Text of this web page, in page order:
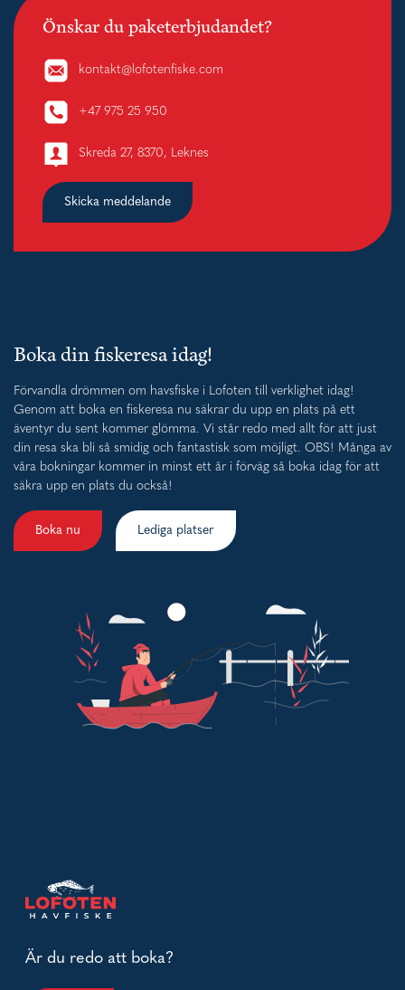
Önskar du paketerbjudandet?
kontakt@lofotenfiske.com
+47 975 25 950
Skreda 27, 8370, Leknes
Skicka meddelande
Boka din fiskeresa idag!
Förvandla drömmen om havsfiske i Lofoten till verklighet idag!
Genom att boka en fiskeresa nu säkrar du upp en plats på ett
äventyr du sent kommer glömma. Vi står redo med allt för att just
din resa ska bli så smidig och fantastisk som möjligt. OBS! Många av
våra bokningar kommer in minst ett år i förväg så boka idag för att
säkra upp en plats du också!
Boka nu Lediga platser
Är du redo att boka?